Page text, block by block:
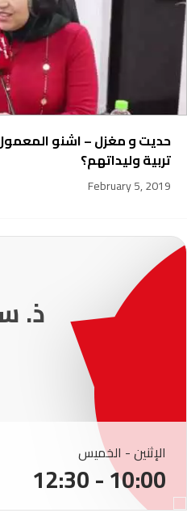
حديت و مغزل – اشنو المعمول
تربية وليداتهم؟
February 5, 2019
ذ.
الإثنين - الخميس
10:00 - 12:30